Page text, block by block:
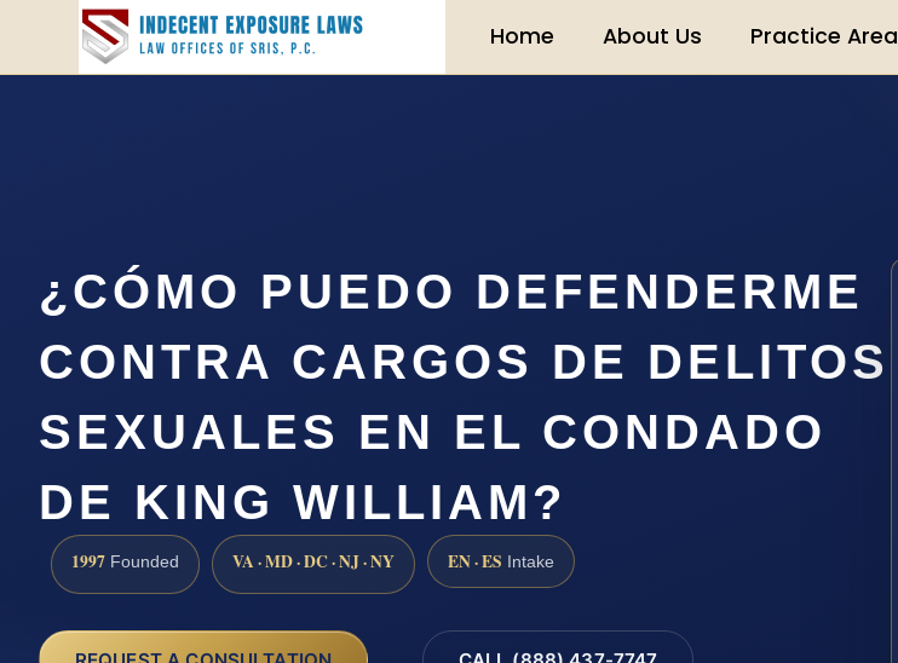
Home About Us Practice Area
¿CÓMO PUEDO DEFENDERME
CONTRA CARGOS DE DELITOS
SEXUALES EN EL CONDADO
DE KING WILLIAM?
1997 Founded VA · MD · DC · NJ · NY EN · ES Intake